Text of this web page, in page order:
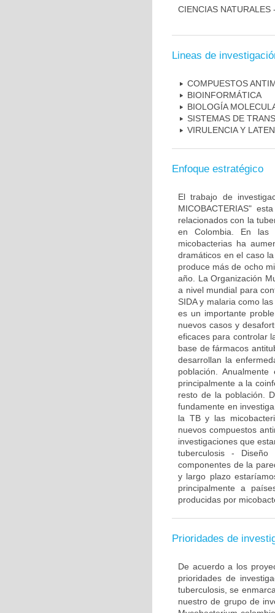
CIENCIAS
Lineas de
COMPUESTOS
BIOINFORMÁTICA
BIOLOGÍA
SISTEMAS DE
VIRULENCIA Y
Enfoque estratégico
El trabajo de
MICOBACTERIAS"
relacionados con la
en Colombia. En las
micobacterias ha
dramáticos en el caso
produce más de ocho
año. La Organización
a nivel mundial para
SIDA y malaria como
es un importante
nuevos casos y
eficaces para controlar
base de fármacos
desarrollan la
población.
principalmente a la
resto de la población.
fundamente en
la TB y las
nuevos compuestos
investigaciones que
tuberculosis -
componentes de la
y largo plazo
principalmente a
producidas por
Prioridades de
De acuerdo a los
prioridades de
tuberculosis, se
nuestro de grupo de